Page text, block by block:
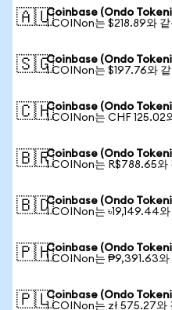
🇦🇺Coinbase (Ondo
1 COINon는 $218.89와 같
🇸🇬Coinbase (Ondo
1 COINon는 $197.76와
🇨🇭Coinbase (Ondo
1 COINon는 CHF 125.02
🇧🇷Coinbase (Ondo
1 COINon는 R$788.65와
🇧🇩Coinbase (Ondo
1 COINon는 ৳19,149.44와
🇵🇭Coinbase (Ondo
1 COINon는 ₱9,391.63와
🇵🇱Coinbase (Ondo
1 COINon는 zł 575.27와